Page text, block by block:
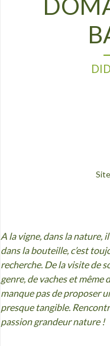
A la vigne, dans la nature,
dans la bouteille, c’est
recherche. De la visite de
genre, de vaches et même
manque pas de proposer
presque tangible.
passion grandeur nature !